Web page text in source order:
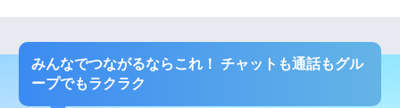
みんなでつながるならこれ！ チャットも通話もグル
ープでもラクラク